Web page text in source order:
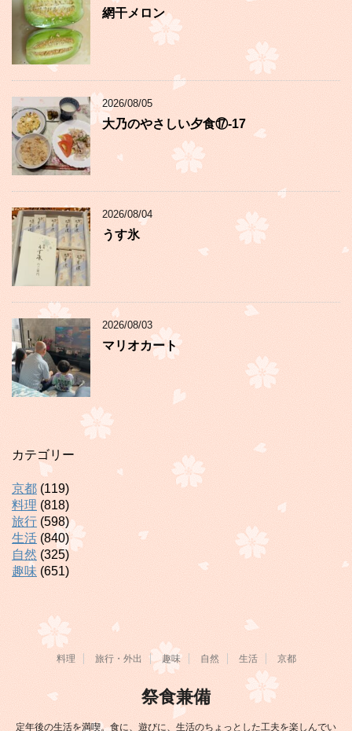
網干メロン
2026/08/05
大乃のやさしい夕食⑰-17
2026/08/04
うす氷
2026/08/03
マリオカート
カテゴリー
京都 (119)
料理 (818)
旅行 (598)
生活 (840)
自然 (325)
趣味 (651)
料理 旅行・外出 趣味 自然 生活 京都
祭食兼備
定年後の生活を満喫。食に、遊びに、生活のちょっとした工夫を楽しんでい